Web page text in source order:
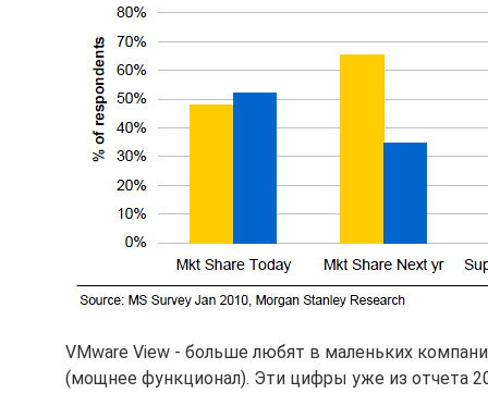
VMware View - больше любят в маленьких
(мощнее функционал). Эти цифры уже из отчета